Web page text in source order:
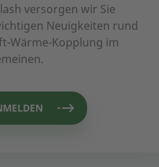
versorgen wir Sie
Neuigkeiten rund
Wärme-Kopplung im